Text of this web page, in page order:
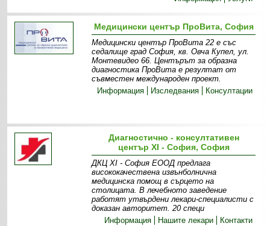
Медицински център ПроВита, София
Медицински център ПроВита 22 е със
седалище град София, кв. Овча Купел, ул.
Монтевидео 66. Центърът за образна
диагностика ПроВита e резултат от
съвместен международен проект.
Информация
Изследвания Консултации
Диагностично - консултативен
център XI - София, София
ДКЦ XI - София ЕООД предлага
висококачествена извънболнична
медицинска помощ в сърцето на
столицата. В лечебното заведение
работят утвърдени лекари-специалисти с
доказан авторитет. 20 специ
Информация
Нашите лекари Контакти